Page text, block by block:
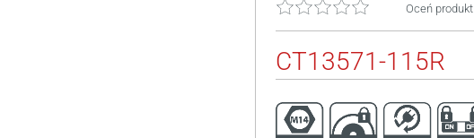
Oceń produkt
CT13571-115R